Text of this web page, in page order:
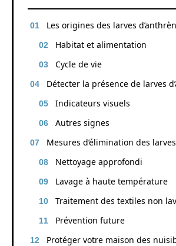
Les origines des larves
Habitat et alimentation
Cycle de vie
Détecter la présence de larves
Indicateurs visuels
Autres signes
Mesures d’élimination des
Nettoyage approfondi
Lavage à haute température
Traitement des textiles non
Prévention future
Protéger votre maison des